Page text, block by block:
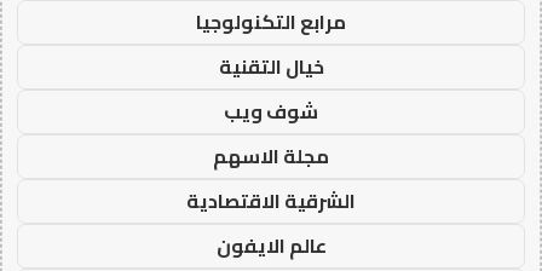
مرابع التكنولوجيا
خيال التقنية
شوف ويب
مجلة الاسهم
الشرقية الاقتصادية
عالم الايفون